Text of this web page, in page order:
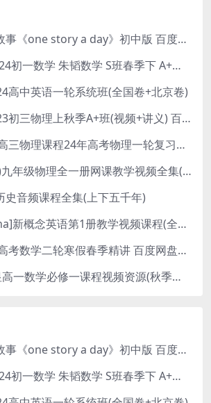
一天一个小故事《one story a day》初中版 百度网盘分享下载
初中数学 2024初一数学 朱韬数学 S班春季下 A+班春季下 百度云网盘
高中英语一轮系统班(全国卷+北京卷)
杨萌物理2023初三物理上秋季A+班(视频+讲义) 百度网盘分享
2024赵玉峰高三物理课程24年高考物理一轮复习网课教程
沪科版(初三)九年级物理全一册网课教学视频全集(录播版 杜春雨 66讲)
史音频课程全集(上下五千年)
[胡金铭 Diana]新概念英语第1册教学视频课程(全集 百度网盘下载)
胡源2024届高考数学二轮寒假春季精讲 百度网盘分享
2022赵礼显高一数学必修一课程视频资源(秋季班 含讲义)百度网盘云
一天一个小故事《one story a day》初中版 百度网盘分享下载
初中数学 2024初一数学 朱韬数学 S班春季下 A+班春季下 百度云网盘